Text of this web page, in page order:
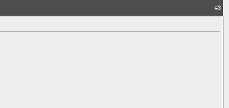
#3